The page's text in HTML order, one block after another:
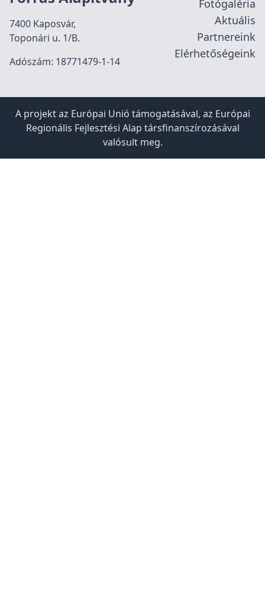
7400 Kaposvár,
Toponári u. 1/B.
Adószám: 18771479-1-14
Fotógaléria
Aktuális
Partnereink
Elérhetőségeink
A projekt az Európai Unió támogatásával, az Európai
Regionális Fejlesztési Alap társfinanszírozásával
valósult meg.